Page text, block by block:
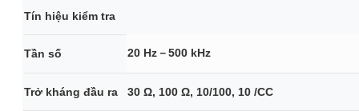
Tín hiệu kiểm tra
Tần số 20 Hz－500 kHz
Trở kháng đầu ra 30 Ω, 100 Ω, 10/100, 10 /CC